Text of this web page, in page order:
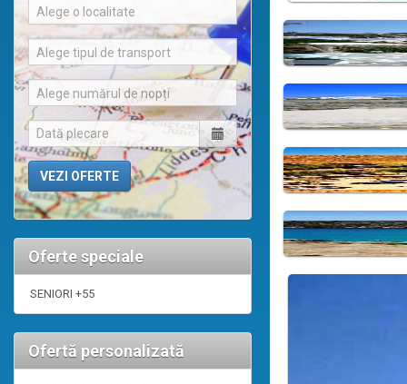
Alege o localitate
Alege tipul de transport
Alege numărul de nopți
Oferte speciale
SENIORI +55
Ofertă personalizată